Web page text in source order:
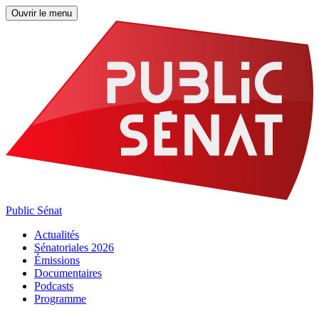
Ouvrir le menu
Public Sénat
Actualités
Sénatoriales 2026
Émissions
Documentaires
Podcasts
Programme